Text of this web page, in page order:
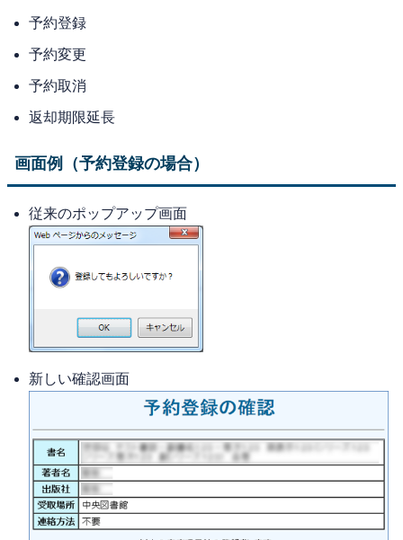
予約登録
予約変更
予約取消
返却期限延長
画面例（予約登録の場合）
従来のポップアップ画面
新しい確認画面